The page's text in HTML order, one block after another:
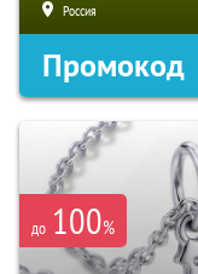
Россия
Промокод
до 100%